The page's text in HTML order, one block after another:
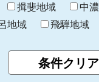
揖斐地域 中
地域 飛騨地域